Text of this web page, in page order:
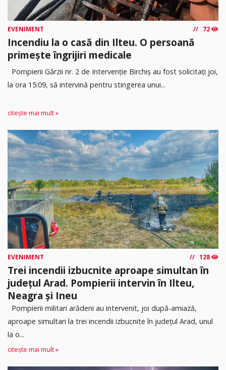
EVENIMENT 72
Incendiu la o casă din Ilteu. O persoană
primește îngrijiri medicale
Pompierii Gărzii nr. 2 de Intervenție Birchiș au fost solicitați joi,
la ora 15:09, să intervină pentru stingerea unui...
citește mai mult »
EVENIMENT 128
Trei incendii izbucnite aproape simultan în
județul Arad. Pompierii intervin în Ilteu,
Neagra și Ineu
Pompierii militari arădeni au intervenit, joi după-amiază,
aproape simultan la trei incendii izbucnite în județul Arad, unul
la o...
citește mai mult »